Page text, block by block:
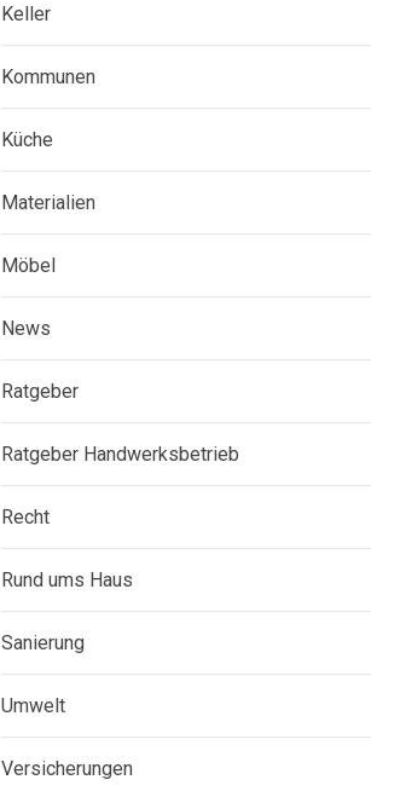
Keller
Kommunen
Küche
Materialien
Möbel
News
Ratgeber
Ratgeber Handwerksbetrieb
Recht
Rund ums Haus
Sanierung
Umwelt
Versicherungen